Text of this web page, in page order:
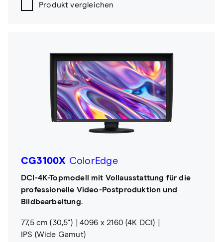
Produkt vergleichen
CG3100X ColorEdge
DCI-4K-Topmodell mit Vollausstattung für die
professionelle Video-Postproduktion und
Bildbearbeitung.
77,5 cm (30,5")
4096 x 2160 (4K DCI)
IPS (Wide Gamut)